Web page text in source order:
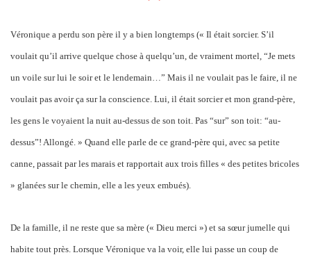
Véronique a perdu son père il y a bien longtemps (« Il était sorcier. S’il
voulait qu’il arrive quelque chose à quelqu’un, de vraiment mortel, “Je mets
un voile sur lui le soir et le lendemain…” Mais il ne voulait pas le faire, il ne
voulait pas avoir ça sur la conscience. Lui, il était sorcier et mon grand-père,
les gens le voyaient la nuit au-dessus de son toit. Pas “sur” son toit: “au-
dessus”! Allongé. » Quand elle parle de ce grand-père qui, avec sa petite
canne, passait par les marais et rapportait aux trois filles « des petites bricoles
» glanées sur le chemin, elle a les yeux embués).
De la famille, il ne reste que sa mère (« Dieu merci ») et sa sœur jumelle qui
habite tout près. Lorsque Véronique va la voir, elle lui passe un coup de